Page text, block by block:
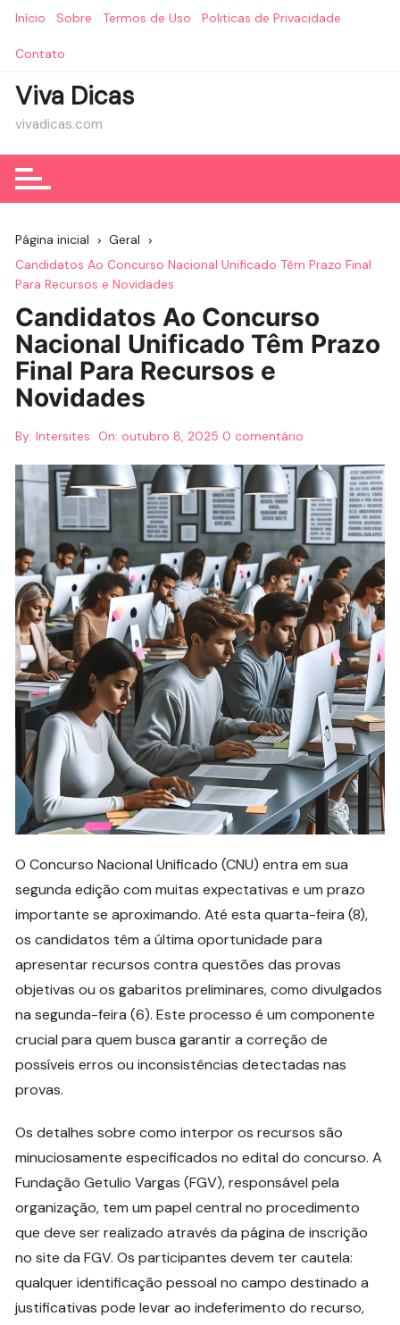
Início Sobre Termos de Uso Politicas de Privacidade
Contato
Viva Dicas
vivadicas.com
Página inicial
Geral
Candidatos Ao Concurso Nacional Unificado Têm Prazo Final
Para Recursos e Novidades
Candidatos Ao Concurso
Nacional Unificado Têm Prazo
Final Para Recursos e
Novidades
By: Intersites On:outubro 8, 2025 0 comentário
O Concurso Nacional Unificado (CNU) entra em sua
segunda edição com muitas expectativas e um prazo
importante se aproximando. Até esta quarta-feira (8),
os candidatos têm a última oportunidade para
apresentar recursos contra questões das provas
objetivas ou os gabaritos preliminares, como divulgados
na segunda-feira (6). Este processo é um componente
crucial para quem busca garantir a correção de
possíveis erros ou inconsistências detectadas nas
provas.
Os detalhes sobre como interpor os recursos são
minuciosamente especificados no edital do concurso. A
Fundação Getulio Vargas (FGV), responsável pela
organização, tem um papel central no procedimento
que deve ser realizado através da página de inscrição
no site da FGV. Os participantes devem ter cautela:
qualquer identificação pessoal no campo destinado a
justificativas pode levar ao indeferimento do recurso,